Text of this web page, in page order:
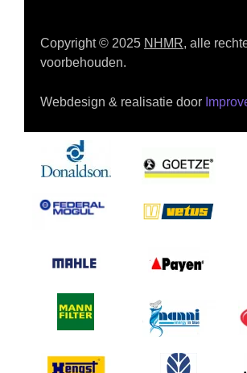
Copyright © 2025 NHMR, alle
voorbehouden.
Webdesign & realisatie door